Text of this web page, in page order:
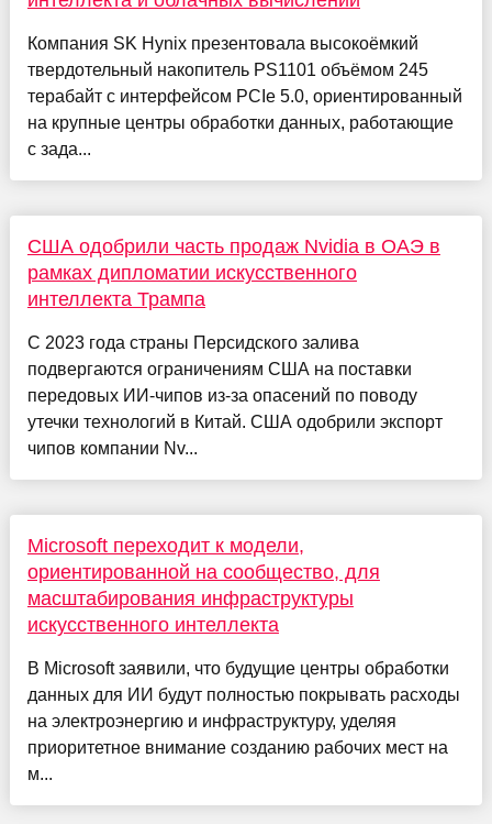
Компания SK Hynix презентовала высокоёмкий
твердотельный накопитель PS1101 объёмом 245
терабайт с интерфейсом PCIe 5.0, ориентированный
на крупные центры обработки данных, работающие
с зада...
США одобрили часть продаж Nvidia в ОАЭ в
рамках дипломатии искусственного
интеллекта Трампа
С 2023 года страны Персидского залива
подвергаются ограничениям США на поставки
передовых ИИ-чипов из-за опасений по поводу
утечки технологий в Китай. США одобрили экспорт
чипов компании Nv...
Microsoft переходит к модели,
ориентированной на сообщество, для
масштабирования инфраструктуры
искусственного интеллекта
В Microsoft заявили, что будущие центры обработки
данных для ИИ будут полностью покрывать расходы
на электроэнергию и инфраструктуру, уделяя
приоритетное внимание созданию рабочих мест на
м...